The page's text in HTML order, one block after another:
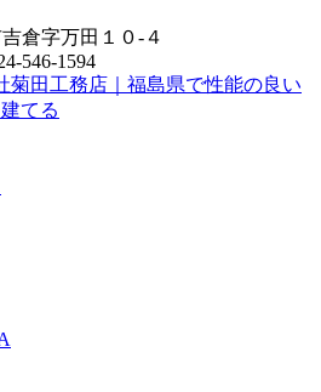
倉字万田１０-４
546-1594
菊田工務店｜福島県で性能の良い
てる